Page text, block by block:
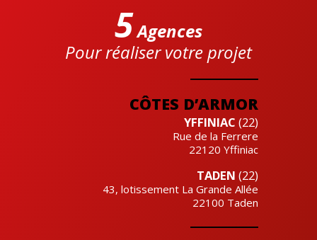
CÔTES D’ARMOR
YFFINIAC (22)
Rue de la Ferrere
22120 Yffiniac
TADEN (22)
43, lotissement La Grande Allée
22100 Taden
5Agences
Pour réaliser votre projet